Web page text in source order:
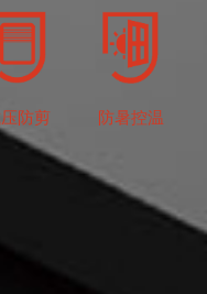
防剪 防暑控温